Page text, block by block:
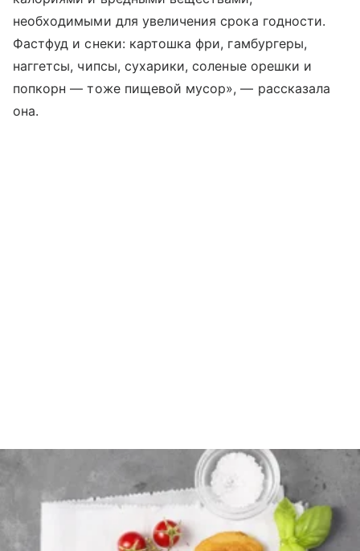
необходимыми для увеличения срока годности.
Фастфуд и снеки: картошка фри, гамбургеры,
наггетсы, чипсы, сухарики, соленые орешки и
попкорн — тоже пищевой мусор», — рассказала
она.